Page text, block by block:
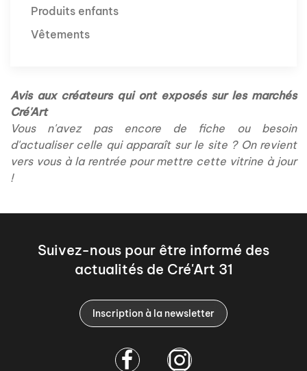
Produits enfants
Vêtements
Avis aux créateurs qui ont exposés sur les marchés
Cré'Art
Vous n'avez pas encore de fiche ou besoin
d'actualiser celle qui apparaît sur le site ? On revient
vers vous à la rentrée pour mettre cette vitrine à jour
!
Suivez-nous pour être informé des
actualités de Cré'Art 31
Inscription à la newsletter